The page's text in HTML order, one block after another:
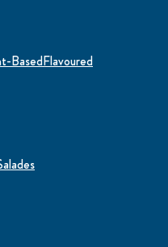
BasedFlavoured